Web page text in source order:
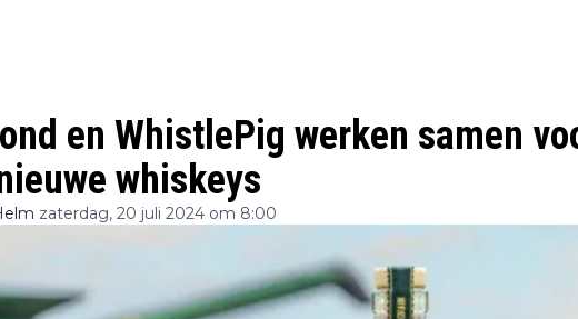
en WhistlePig werken samen
whiskeys
zaterdag, 20 juli 2024 om 8:00